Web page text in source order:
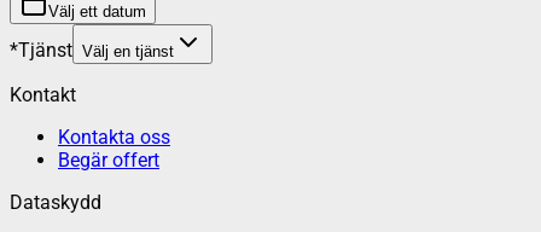
Välj ett datum
*Tjänst Välj en tjänst
Kontakt
Kontakta oss
Begär offert
Dataskydd